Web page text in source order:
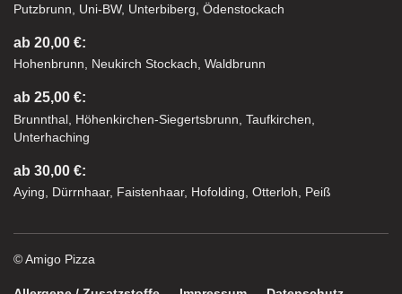
Putzbrunn, Uni-BW, Unterbiberg, Ödenstockach
ab 20,00 €:
Hohenbrunn, Neukirch Stockach, Waldbrunn
ab 25,00 €:
Brunnthal, Höhenkirchen-Siegertsbrunn, Taufkirchen,
Unterhaching
ab 30,00 €:
Aying, Dürrnhaar, Faistenhaar, Hofolding, Otterloh, Peiß
© Amigo Pizza